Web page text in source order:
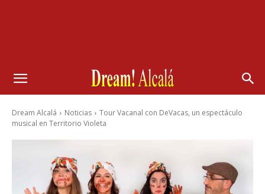
Dream Alcalá Noticias
Tour Vacanal con DeVacas, un espectáculo
musical en Territorio Violeta